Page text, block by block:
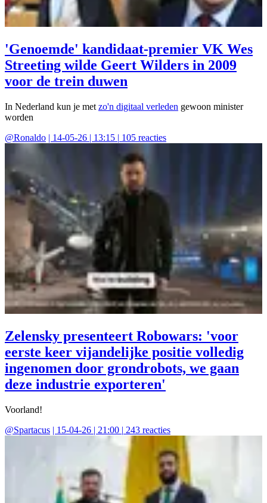
'Genoemde' kandidaat-premier VK Wes
Streeting wilde Geert Wilders in 2009
voor de trein duwen
In Nederland kun je met zo'n digitaal verleden gewoon minister
worden
@Ronaldo | 14-05-26 | 13:15 | 105 reacties
Zelensky presenteert Robowars: 'voor
eerste keer vijandelijke positie volledig
ingenomen door grondrobots, we gaan
deze industrie exporteren'
Voorland!
@Spartacus | 15-04-26 | 21:00 | 243 reacties